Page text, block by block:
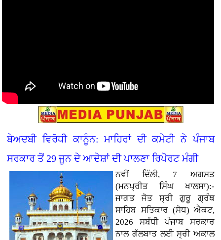
ਬੇਅਦਬੀ ਵਿਰੋਧੀ ਕਾਨੂੰਨ: ਮਾਹਿਰਾਂ ਦੀ ਕਮੇਟੀ ਨੇ ਪੰਜਾਬ
ਸਰਕਾਰ ਤੋਂ 29 ਜੂਨ ਦੇ ਆਦੇਸ਼ਾਂ ਦੀ ਪਾਲਣਾ ਰਿਪੋਰਟ ਮੰਗੀ
ਨਵੀਂ ਦਿੱਲੀ, 7 ਅਗਸਤ
(ਮਨਪ੍ਰੀਤ ਸਿੰਘ ਖਾਲਸਾ):-
ਜਾਗਤ ਜੋਤ ਸ੍ਰੀ ਗੁਰੂ ਗ੍ਰੰਥ
ਸਾਹਿਬ ਸਤਿਕਾਰ (ਸੋਧ) ਐਕਟ,
2026 ਸਬੰਧੀ ਪੰਜਾਬ ਸਰਕਾਰ
ਨਾਲ ਗੱਲਬਾਤ ਲਈ ਸ੍ਰੀ ਅਕਾਲ